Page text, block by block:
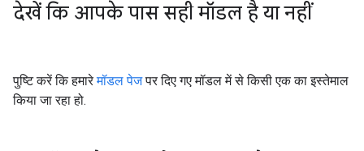
देखें कि आपके पास सही मॉडल है या नहीं
पुष्टि करें कि हमारेमॉडल पेजपर दिए गए मॉडल में से किसी एक का इस्तेमाल
किया जा रहा हो.